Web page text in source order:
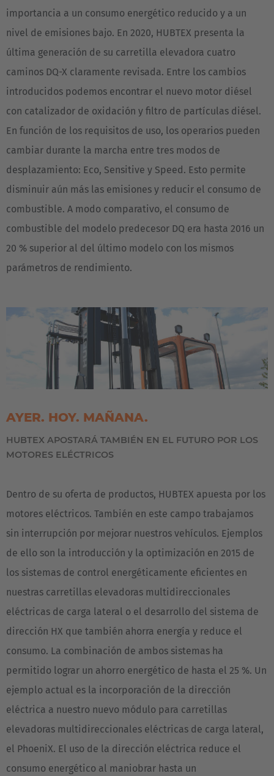
EUROPE
importancia a un consumo energético reducido y a un
nivel de emisiones bajo. En 2020, HUBTEX presenta la
última generación de su carretilla elevadora cuatro
caminos DQ-X claramente revisada. Entre los cambios
introducidos podemos encontrar el nuevo motor diésel
con catalizador de oxidación y filtro de partículas diésel.
En función de los requisitos de uso, los operarios pueden
cambiar durante la marcha entre tres modos de
desplazamiento: Eco, Sensitive y Speed. Esto permite
disminuir aún más las emisiones y reducir el consumo de
combustible. A modo comparativo, el consumo de
combustible del modelo predecesor DQ era hasta 2016 un
20 % superior al del último modelo con los mismos
parámetros de rendimiento.
AYER. HOY. MAÑANA.
HUBTEX APOSTARÁ TAMBIÉN EN EL FUTURO POR LOS
MOTORES ELÉCTRICOS
Dentro de su oferta de productos, HUBTEX apuesta por los
motores eléctricos. También en este campo trabajamos
sin interrupción por mejorar nuestros vehículos. Ejemplos
de ello son la introducción y la optimización en 2015 de
los sistemas de control energéticamente eficientes en
nuestras carretillas elevadoras multidireccionales
eléctricas de carga lateral o el desarrollo del sistema de
dirección HX que también ahorra energía y reduce el
consumo. La combinación de ambos sistemas ha
permitido lograr un ahorro energético de hasta el 25 %. Un
ejemplo actual es la incorporación de la dirección
eléctrica a nuestro nuevo módulo para carretillas
elevadoras multidireccionales eléctricas de carga lateral,
el PhoeniX. El uso de la dirección eléctrica reduce el
consumo energético al maniobrar hasta un